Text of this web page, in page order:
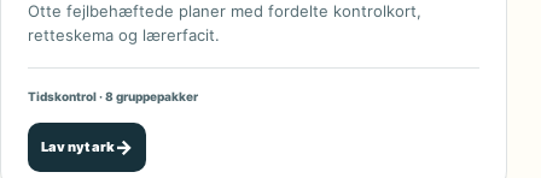
Otte fejlbehæftede planer med fordelte kontrolkort,
retteskema og lærerfacit.
Tidskontrol · 8 gruppepakker
Lav nyt ark→